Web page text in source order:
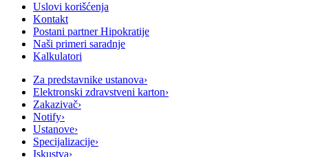
Uslovi korišćenja
Kontakt
Postani partner Hipokratije
Naši primeri saradnje
Kalkulatori
Za predstavnike ustanova›
Elektronski zdravstveni karton›
Zakazivač›
Notify›
Ustanove›
Specijalizacije›
Iskustva›